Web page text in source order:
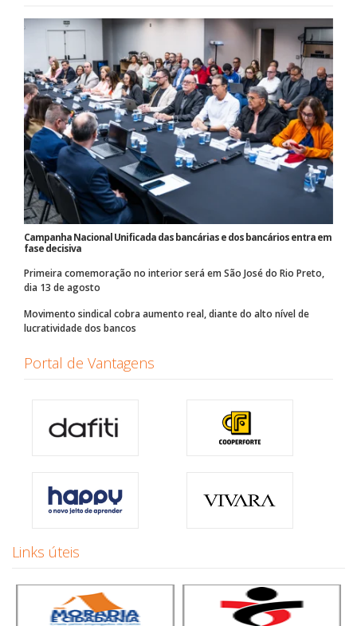
Campanha Nacional Unificada das bancárias e dos bancários entra em
fase decisiva
Primeira comemoração no interior será em São José do Rio Preto,
dia 13 de agosto
Movimento sindical cobra aumento real, diante do alto nível de
lucratividade dos bancos
Portal de Vantagens
Links úteis